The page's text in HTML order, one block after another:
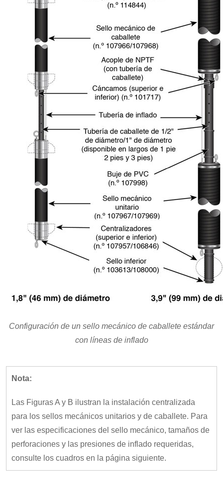
Configuración de un sello mecánico de caballete estándar
con líneas de inflado
Nota:
Las Figuras A y B ilustran la instalación centralizada
para los sellos mecánicos unitarios y de caballete. Para
ver las especificaciones del sello mecánico, tamaños de
perforaciones y las presiones de inflado requeridas,
consulte los cuadros en la página siguiente.